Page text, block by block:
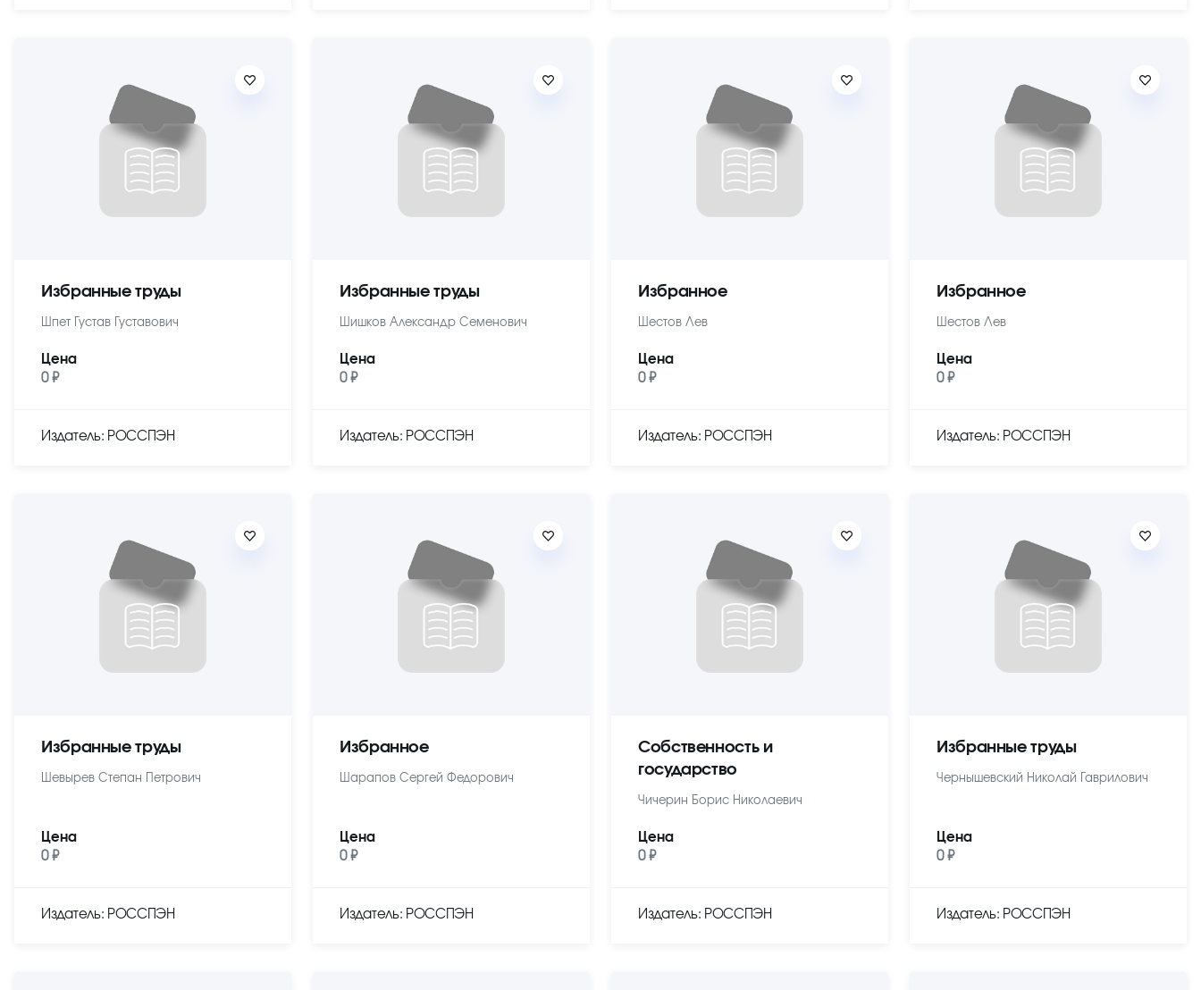
Избранные труды
Шпет Густав Густавович
Цена
0 ₽
Издатель: РОССПЭН
Избранные труды
Шишков Александр Семенович
Цена
0 ₽
Издатель: РОССПЭН
Избранное
Шестов Лев
Цена
0 ₽
Издатель: РОССПЭН
Избранное
Шестов Лев
Цена
0 ₽
Издатель: РОССПЭН
Избранные труды
Шевырев Степан Петрович
Цена
0 ₽
Издатель: РОССПЭН
Избранное
Шарапов Сергей Федорович
Цена
0 ₽
Издатель: РОССПЭН
Собственность и
государство
Чичерин Борис Николаевич
Цена
0 ₽
Издатель: РОССПЭН
Избранные труды
Чернышевский Николай Гаврилович
Цена
0 ₽
Издатель: РОССПЭН